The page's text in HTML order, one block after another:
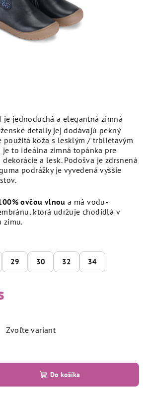
je jednoduchá a elegantná zimná
detaily jej dodávajú pekný
použitá koža s lesklým / trblietavým
je to ideálna zimná topánka pre
a lesk. Podošva je zdrsnená
podrážky je vyvedená vyššie
ovčou vlnou a má vodu-
ktorá udržuje chodidlá v
zimu.
29 30 32 34
Zvoľte variant
Do košíka